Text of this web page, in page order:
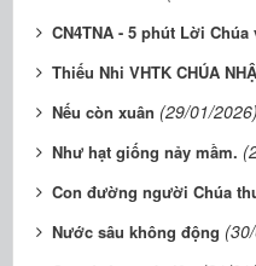
CN4TNA - 5 phút Lời
Thiếu Nhi VHTK CHÚA
Nếu còn xuân (29/01/2026)
Như hạt giống nảy mầm.
Con đường người Chúa
Nước sâu không động